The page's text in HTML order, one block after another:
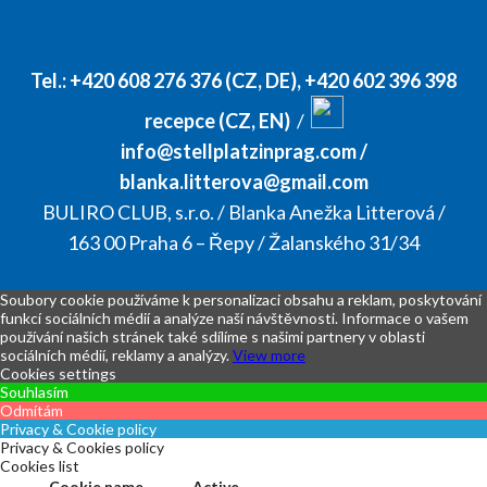
Tel.:+420 608 276 376 (CZ, DE),+420 602 396 398
recepce (CZ, EN)/
info@stellplatzinprag.com/
blanka.litterova@gmail.com
BULIRO CLUB, s.r.o. / Blanka Anežka Litterová /
163 00 Praha 6 – Řepy / Žalanského 31/34
Soubory cookie používáme k personalizaci obsahu a reklam, poskytování
funkcí sociálních médií a analýze naší návštěvnosti. Informace o vašem
používání našich stránek také sdílíme s našimi partnery v oblasti
sociálních médií, reklamy a analýzy.View more
Cookies settings
Souhlasím
Odmítám
Privacy & Cookie policy
Privacy & Cookies policy
Cookies list